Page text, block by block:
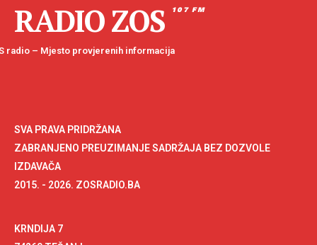
RADIO ZOS 107 FM
radio – Mjesto provjerenih informacija
SVA PRAVA PRIDRŽANA
ZABRANJENO PREUZIMANJE SADRŽAJA BEZ DOZVOLE
IZDAVAČA
2015. - 2026. ZOSRADIO.BA
KRNDIJA 7